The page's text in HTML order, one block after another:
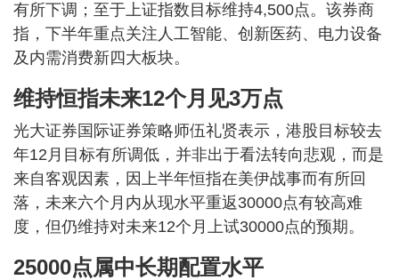
有所下调；至于上证指数目标维持4,500点。该券商
指，下半年重点关注人工智能、创新医药、电力设备
及内需消费新四大板块。
维持恒指未来12个月见3万点
光大证券国际证券策略师伍礼贤表示，港股目标较去
年12月目标有所调低，并非出于看法转向悲观，而是
来自客观因素，因上半年恒指在美伊战事而有所回
落，未来六个月内从现水平重返30000点有较高难
度，但仍维持对未来12个月上试30000点的预期。
25000点属中长期配置水平